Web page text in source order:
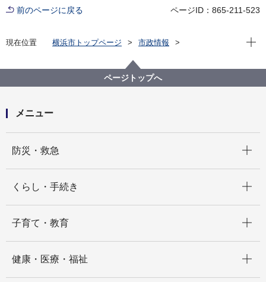
前のページに戻る ページID：865-211-523
現在位置 横浜市トップページ
市政情報
新型コロナウイルス感染症による新たな市内の患者確
認について
現在
ページトップへ
メニュー
防災・救急
くらし・手続き
子育て・教育
健康・医療・福祉